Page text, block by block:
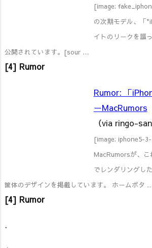
[image:
の次期モデル、「
イトのリークを謳
公開されています。[sour …
[4] Rumor
Rumor: 「
ーMacRumors
（via ringo-
[image: iphone5-3-
MacRumorsが、こ
でレンダリングし
筐体のデザインを掲載しています。 ホームボタ
[4] Rumor
.